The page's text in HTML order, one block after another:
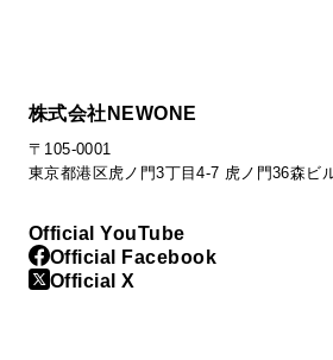
株式会社NEWONE
〒105-0001
東京都港区虎ノ門3丁目4-7 虎ノ門36森ビ
Official YouTube
Official Facebook
Official X